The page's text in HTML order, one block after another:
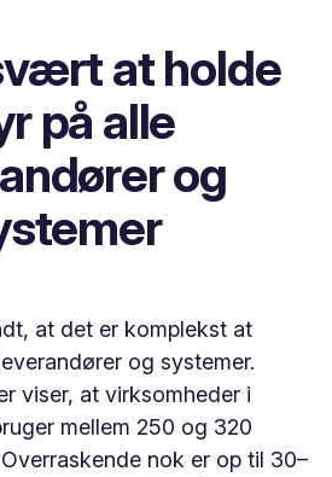
at holde
på alle
og
at det er komplekst at
og systemer.
viser, at virksomheder i
mellem 250 og 320
nok er op til 30–